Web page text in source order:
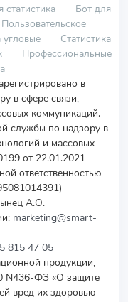
статистика
Бот для
Пользовательское
угловые
Статистика
Профессиональные
в
в сфере связи,
коммуникаций.
службы по надзору в
и массовых
от 22.01.2021
ответственностью
А.О.
marketing@smart-
815 47 05
продукции,
N436-ФЗ «О защите
вред их здоровью